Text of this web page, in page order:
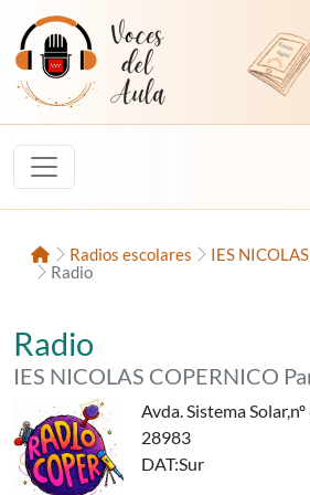
Saltar al contenido
Voces del Aula
Revista
InicioRadios escolares
IES NICOLAS
Radio
«Radio Coper»,
Radio
IES NICOLAS COPERNICO
Avda. Sistema Solar,nº
28983
DAT:Sur